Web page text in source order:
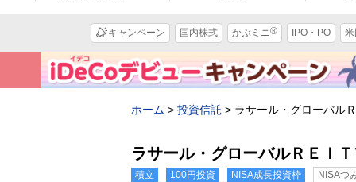
キャンペーン 国内株式 かぶミニ® IPO・PO
ホーム > 投資信託 > ラサール・グローバル
ラサール・グローバルＲＥＩ
積立 100円投資 NISA成長投資枠 NISAつ